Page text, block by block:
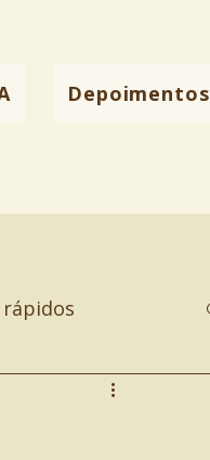
Depoimentos